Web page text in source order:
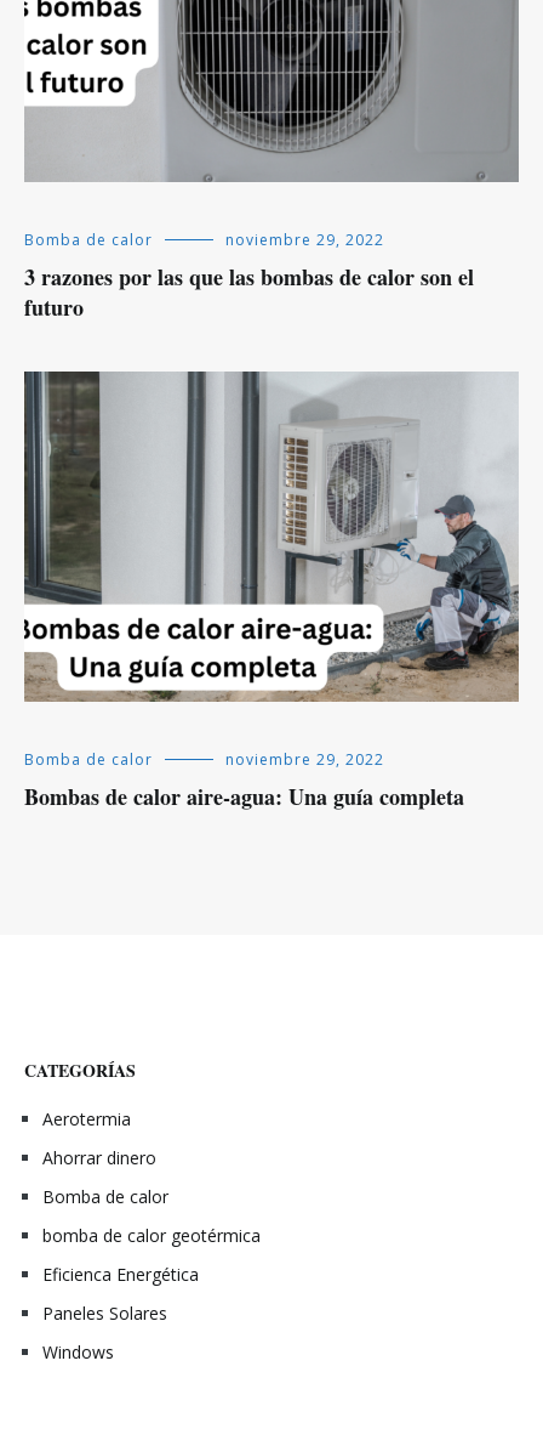
Bomba de calor noviembre 29, 2022
3 razones por las que las bombas de calor son el
futuro
Bomba de calor noviembre 29, 2022
Bombas de calor aire-agua: Una guía completa
CATEGORÍAS
Aerotermia
Ahorrar dinero
Bomba de calor
bomba de calor geotérmica
Eficienca Energética
Paneles Solares
Windows